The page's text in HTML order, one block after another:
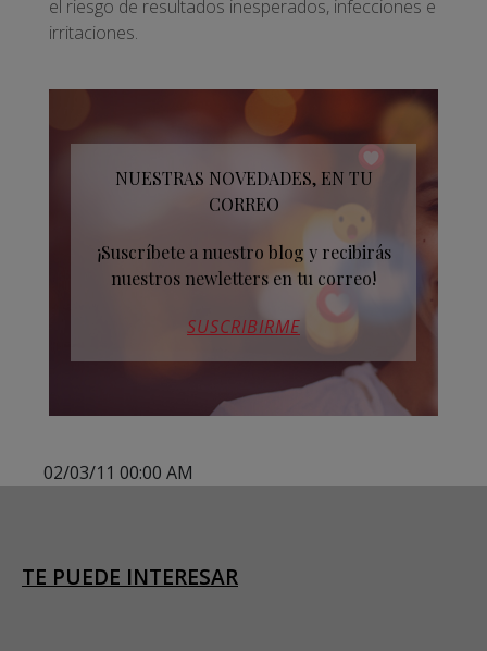
el riesgo de resultados inesperados, infecciones e
irritaciones.
NUESTRAS NOVEDADES, EN TU
CORREO
¡Suscríbete a nuestro blog y recibirás
nuestros newletters en tu correo!
SUSCRIBIRME
02/03/11 00:00 AM
TE PUEDE INTERESAR